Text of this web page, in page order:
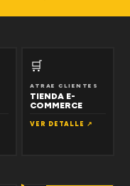
🛒
ATRAE CLIENTES
TIENDA E-
COMMERCE
VER DETALLE ↗